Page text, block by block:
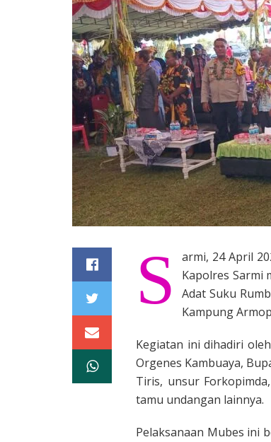
S
armi, 24 April
Kapolres Sarmi
Adat Suku
Kampung
Kegiatan ini dihadiri
Orgenes Kambuaya,
Tiris, unsur
tamu undangan lainnya.
Pelaksanaan Mubes ini